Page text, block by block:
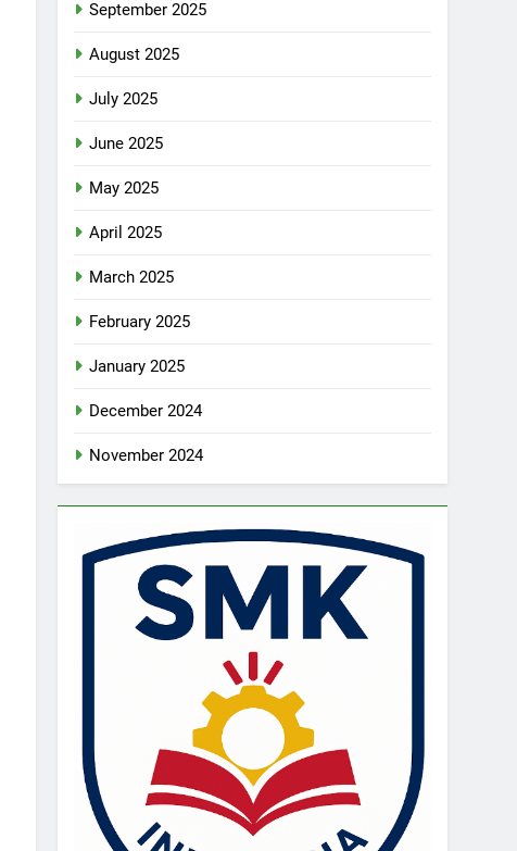
September 2025
August 2025
July 2025
June 2025
May 2025
April 2025
March 2025
February 2025
January 2025
December 2024
November 2024